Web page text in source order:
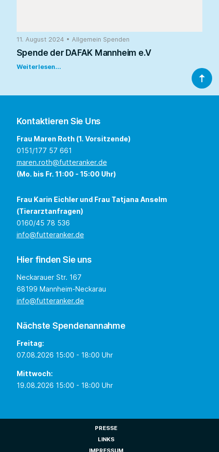
11. August 2024 • Allgemein Spenden
Spende der DAFAK Mannheim e.V
Weiterlesen...
Kontaktieren Sie Uns
Frau Maren Roth (1. Vorsitzende)
0151/177 57 661
maren.roth@futteranker.de
(Mo. bis Fr. 11:00 - 15:00 Uhr)
Frau Karin Eichler und Frau Tatjana Anselm
(Tierarztanfragen)
0160/45 78 536
info@futteranker.de
Hier finden Sie uns
Neckarauer Str. 167
68199 Mannheim-Neckarau
info@futteranker.de
Nächste Spendenannahme
Freitag:
07.08.2026 15:00 - 18:00 Uhr
Mittwoch:
19.08.2026 15:00 - 18:00 Uhr
PRESSE
LINKS
IMPRESSUM